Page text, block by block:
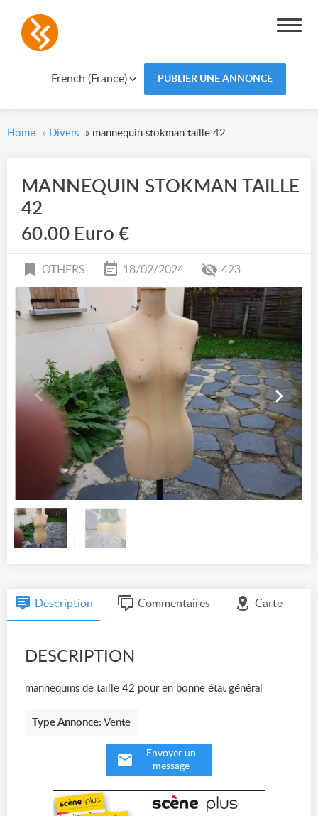
French (France) PUBLIER UNE ANNONCE
Home » Divers » mannequin stokman taille 42
MANNEQUIN STOKMAN TAILLE
42
60.00 Euro €
OTHERS 18/02/2024 423
Description Commentaires Carte
DESCRIPTION
mannequins de taille 42 pour en bonne état général
Type Annonce: Vente
Envoyer un
message